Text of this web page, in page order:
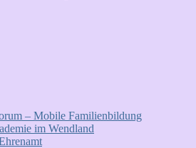
– Mobile Familienbildung
im Wendland